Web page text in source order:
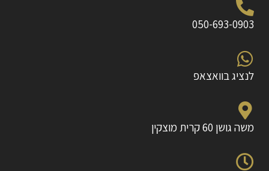
050-693-0903
לנציג בוואצאפ
משה גושן 60 קרית מוצקין